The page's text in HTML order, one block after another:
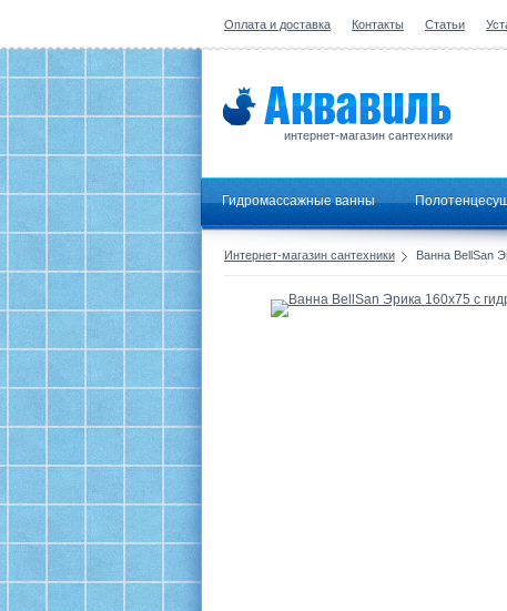
Оплата и доставка Контакты Статьи
интернет-магазин сантехники
Гидромассажные ванны
Интернет-магазин сантехники Ванна BellSan